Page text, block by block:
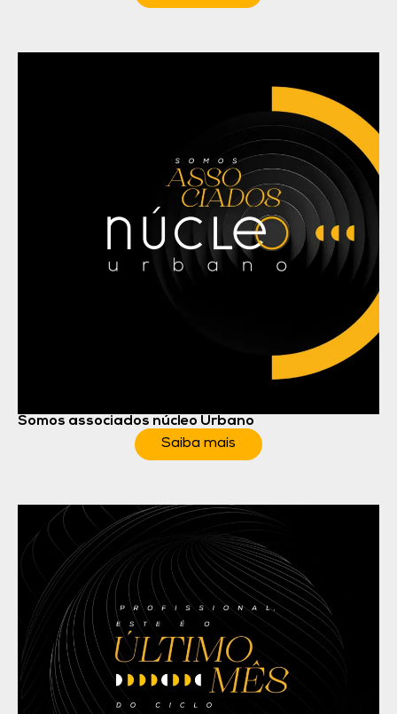
Somos associados núcleo Urbano
Saiba mais